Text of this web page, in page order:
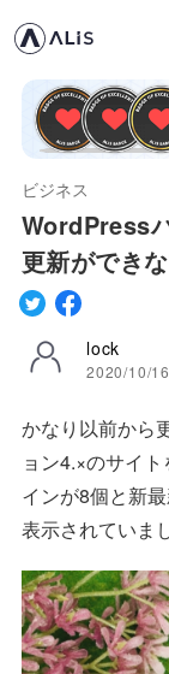
ビジネス
WordPress
更新ができな
lock
2020/10/
かなり以前から
ョン4.×のサイ
インが8個と新
表示されていま